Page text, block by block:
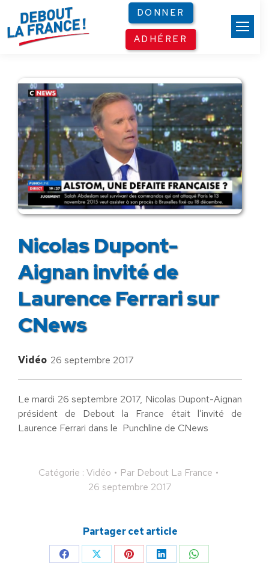
DONNER
ADHÉRER
Nicolas Dupont-
Aignan invité de
Laurence Ferrari sur
CNews
Vidéo 26 septembre 2017
Le mardi 26 septembre 2017, Nicolas Dupont-Aignan
président de Debout la France était l’invité de
Laurence Ferrari dans le Punchline de CNews
Catégorie : Vidéo Par Debout La France
26 septembre 2017
Partager cet article
PartagerPartagerPartagerPartagerPartager
Panneau de gestion des cookies